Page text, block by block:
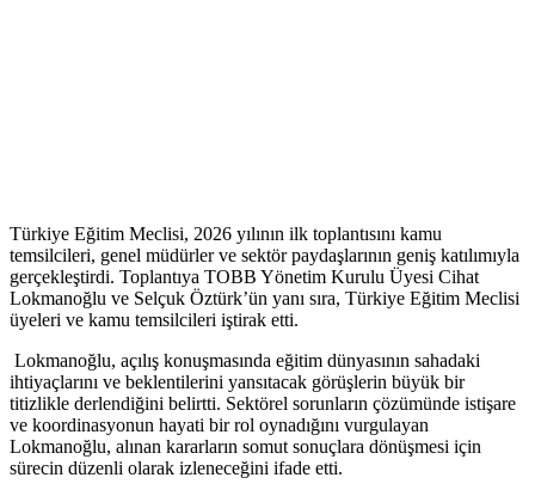
Türkiye Eğitim Meclisi, 2026 yılının ilk toplantısını kamu
temsilcileri, genel müdürler ve sektör paydaşlarının geniş katılımıyla
gerçekleştirdi. Toplantıya TOBB Yönetim Kurulu Üyesi Cihat
Lokmanoğlu ve Selçuk Öztürk’ün yanı sıra, Türkiye Eğitim Meclisi
üyeleri ve kamu temsilcileri iştirak etti.
Lokmanoğlu, açılış konuşmasında eğitim dünyasının sahadaki
ihtiyaçlarını ve beklentilerini yansıtacak görüşlerin büyük bir
titizlikle derlendiğini belirtti. Sektörel sorunların çözümünde istişare
ve koordinasyonun hayati bir rol oynadığını vurgulayan
Lokmanoğlu, alınan kararların somut sonuçlara dönüşmesi için
sürecin düzenli olarak izleneceğini ifade etti.